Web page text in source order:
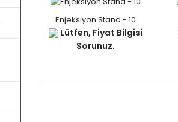
Enjeksiyon Stand - 10
Lütfen, Fiyat Bilgisi
Sorunuz.